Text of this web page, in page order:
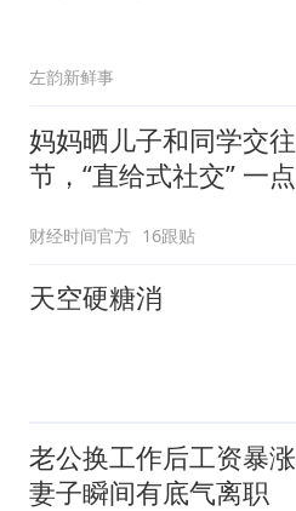
左韵新鲜事
妈妈晒儿子和同学交
节，“直给式社交” 一
财经时间官方 16跟贴
天空硬糖消
老公换工作后工资暴涨
妻子瞬间有底气离职